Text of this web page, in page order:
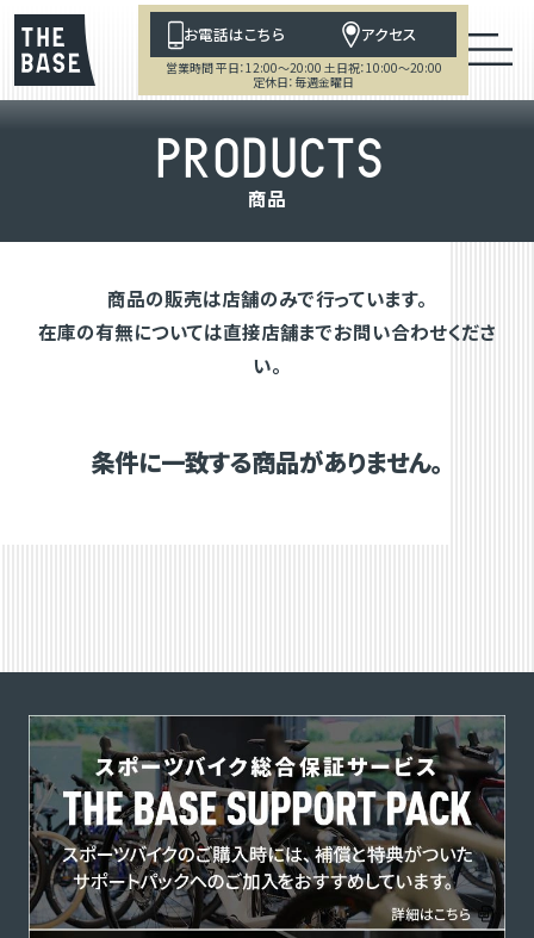
お電話はこちら アクセス
営業時間 平日：12:00～20:00 土日祝：10:00～20:00
定休日：毎週金曜日
PRODUCTS
商品
商品の販売は店舗のみで行っています。
在庫の有無については直接店舗までお問い合わせくださ
い。
条件に一致する商品がありません。